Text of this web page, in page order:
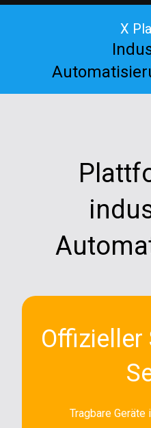
X
Offizieller
Tragbare